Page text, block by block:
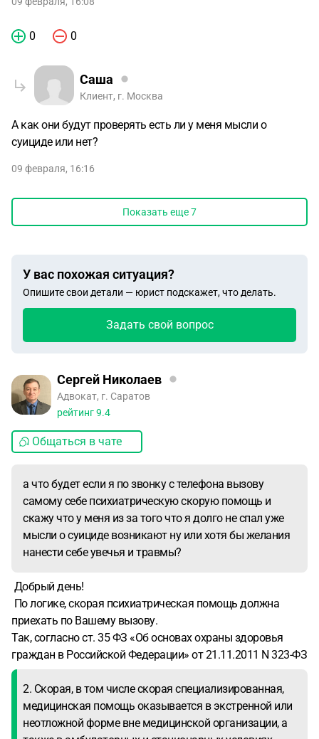
0 0
Саша
Клиент, г. Москва
А как они будут проверять есть ли у меня мысли о
суициде или нет?
09 февраля, 16:16
Показать еще7
У вас похожая ситуация?
Опишите свои детали — юрист подскажет, что делать.
Задать свой вопрос
Сергей Николаев
Адвокат, г. Саратов
рейтинг9.4
Общаться в чате
а что будет если я по звонку с телефона вызову
самому себе психиатрическую скорую помощь и
скажу что у меня из за того что я долго не спал уже
мысли о суициде возникают ну или хотя бы желания
нанести себе увечья и травмы?
Добрый день!
По логике, скорая психиатрическая помощь должна
приехать по Вашему вызову.
Так, согласно ст. 35 ФЗ «Об основах охраны здоровья
граждан в Российской Федерации» от 21.11.2011 N 323-ФЗ
2. Скорая, в том числе скорая специализированная,
медицинская помощь оказывается в экстренной или
неотложной форме вне медицинской организации, а